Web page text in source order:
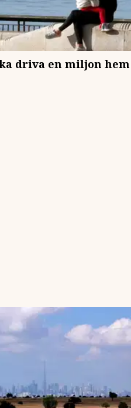
driva en miljon hem